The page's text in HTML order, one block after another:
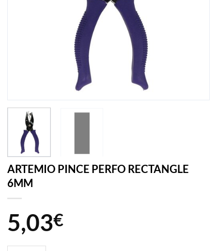
ARTEMIO PINCE PERFO RECTANGLE
6MM
5,03€